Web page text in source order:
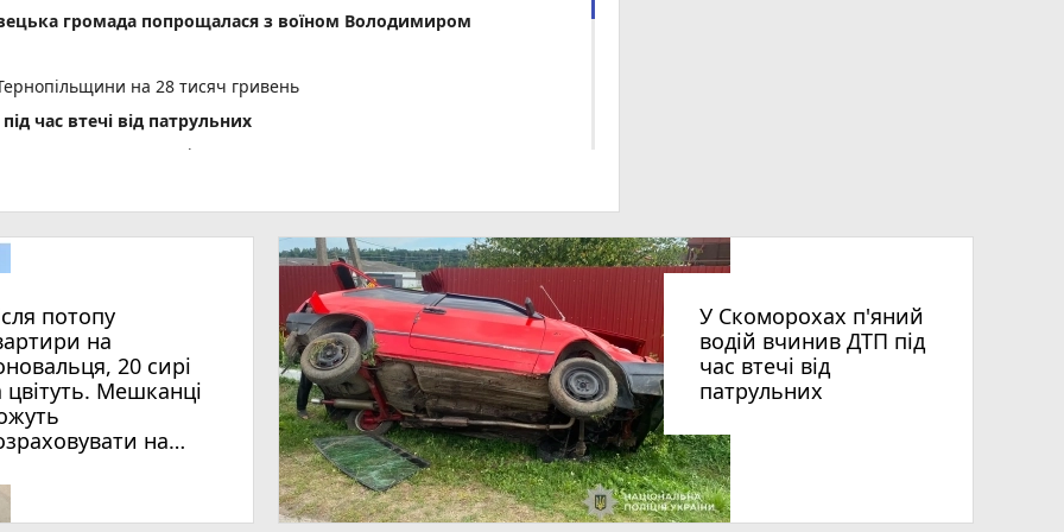
громада попрощалася з воїном Володимиром
на 28 тисяч гривень
час втечі від патрульних
навчальних закладів продовжили до 20 серпня
— близько 80 кв. м
калорій
на послуги в травмпункті Тернополя
пожеж photo_camera
потопу
на
20 сирі
цвітуть. Мешканці
на
У Скоморохах п'яний
водій вчинив ДТП під
час втечі від
патрульних